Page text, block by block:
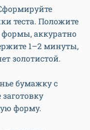
теста. Положите
формы, аккуратно
1–2 минуты,
золотистой.
бумажку с
форму.